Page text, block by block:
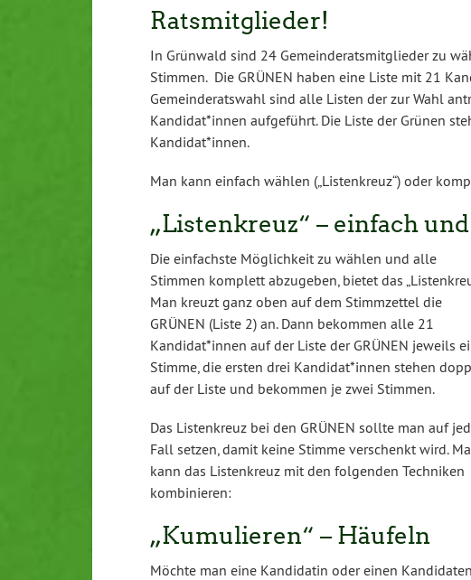
Ratsmitglieder!
In Grünwald sind 24 Gemeinderatsmitglieder zu
Stimmen. Die GRÜNEN haben eine Liste mit 21
Gemeinderatswahl sind alle Listen der zur Wahl
Kandidat*innen aufgeführt. Die Liste der Grünen
Kandidat*innen.
Man kann einfach wählen („Listenkreuz“) oder
„Listenkreuz“ – einfach
Die einfachste Möglichkeit zu wählen und alle
Stimmen komplett abzugeben, bie­tet das
Man kreuzt ganz oben auf dem Stimmzettel die
GRÜNEN (Liste 2) an. Dann bekommen alle 21
Kandidat*innen auf der Liste der GRÜNEN jeweils
Stimme, die ersten drei Kandidat*innen stehen
auf der Liste und bekommen je zwei Stimmen.
Das Listenkreuz bei den GRÜNEN sollte man auf
Fall setzen, damit keine Stimme verschenkt wird.
kann das Listenkreuz mit den folgenden Techniken
kombinieren:
„Kumulieren“ – Häufeln
Möchte man eine Kandidatin oder einen